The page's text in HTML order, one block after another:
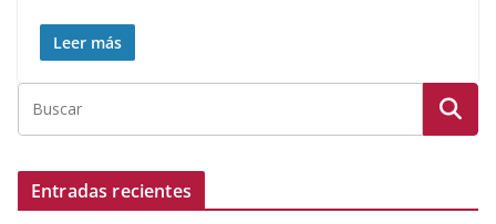
Leer más
Entradas recientes